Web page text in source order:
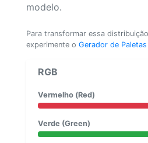
modelo.
Para transformar essa
experimente o Gerador de Paletas
RGB
Vermelho (Red)
Verde (Green)